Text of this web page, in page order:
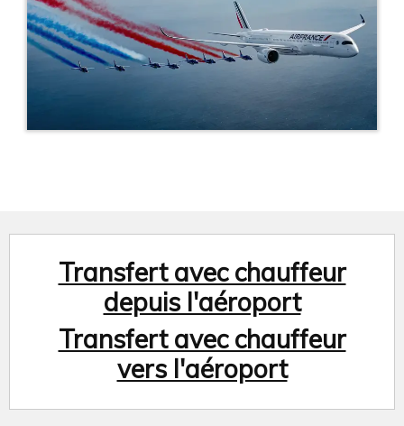
Transfert avec chauffeur
depuis l'aéroport
Transfert avec chauffeur
vers l'aéroport